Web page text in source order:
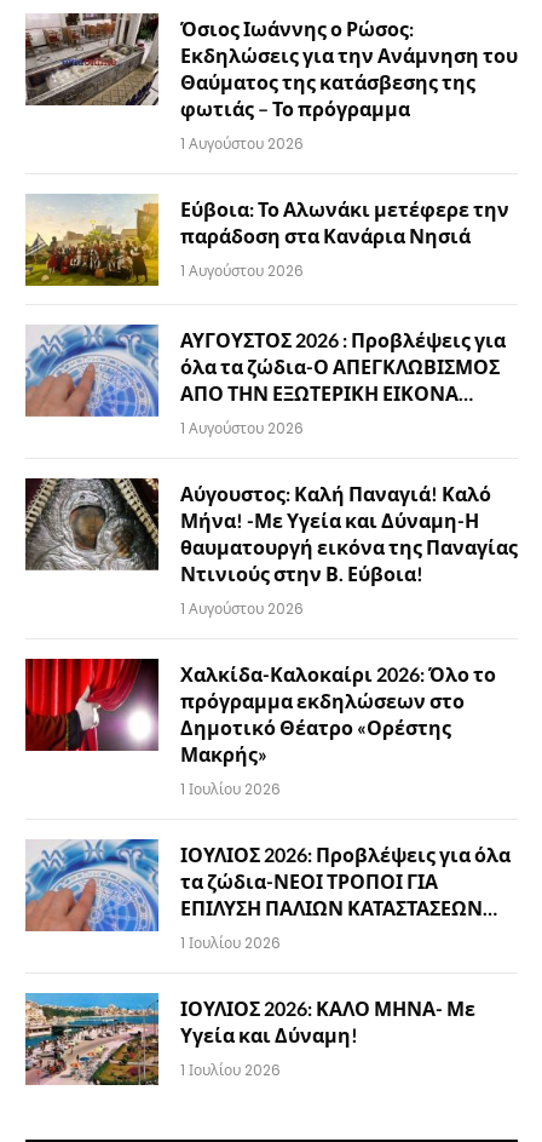
Όσιος Ιωάννης ο Ρώσος:
Εκδηλώσεις για την Ανάμνηση του
Θαύματος της κατάσβεσης της
φωτιάς – Το πρόγραμμα
1 Αυγούστου 2026
Εύβοια: Το Αλωνάκι μετέφερε την
παράδοση στα Κανάρια Νησιά
1 Αυγούστου 2026
ΑΥΓΟΥΣΤΟΣ 2026 : Προβλέψεις για
όλα τα ζώδια-Ο ΑΠΕΓΚΛΩΒΙΣΜΟΣ
ΑΠΟ ΤΗΝ ΕΞΩΤΕΡΙΚΗ ΕΙΚΟΝΑ…
1 Αυγούστου 2026
Αύγουστος: Καλή Παναγιά! Καλό
Μήνα! -Με Υγεία και Δύναμη-Η
θαυματουργή εικόνα της Παναγίας
Ντινιούς στην Β. Εύβοια!
1 Αυγούστου 2026
Χαλκίδα-Καλοκαίρι 2026: Όλο το
πρόγραμμα εκδηλώσεων στο
Δημοτικό Θέατρο «Ορέστης
Μακρής»
1 Ιουλίου 2026
ΙΟΥΛΙΟΣ 2026: Προβλέψεις για όλα
τα ζώδια-ΝΕΟΙ ΤΡΟΠΟΙ ΓΙΑ
ΕΠΙΛΥΣΗ ΠΑΛΙΩΝ ΚΑΤΑΣΤΑΣΕΩΝ…
1 Ιουλίου 2026
ΙΟΥΛΙΟΣ 2026: ΚΑΛΟ ΜΗΝΑ- Με
Υγεία και Δύναμη!
1 Ιουλίου 2026